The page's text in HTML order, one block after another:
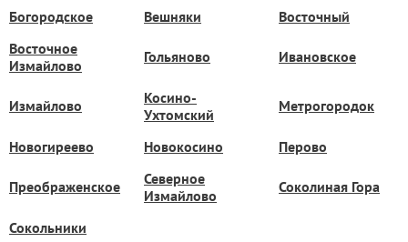
Богородское Вешняки
Восточный
Восточное
Измайлово
Гольяново Ивановское
Измайлово
Косино-
Ухтомский
Метрогородок
Новогиреево Новокосино Перово
Преображенское
Северное
Измайлово
Соколиная Гора
Сокольники